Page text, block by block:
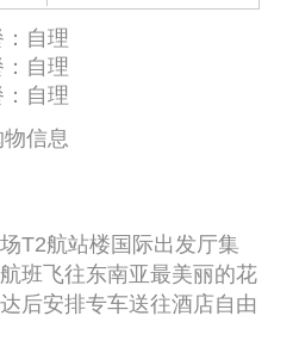
自理
：自理
：自理
信息
T2航站楼国际出发厅集
班飞往东南亚最美丽的花
后安排专车送往酒店自由